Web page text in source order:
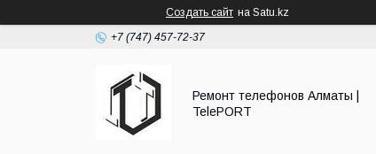
Создать сайт на Satu.kz
+7 (747) 457-72-37
Ремонт телефонов Алматы |
TelePORT